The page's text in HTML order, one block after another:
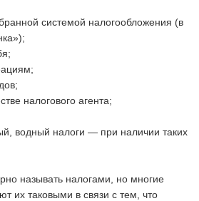
системой налогообложения (в
налогового агента;
водный налоги — при наличии таких
называть налогами, но многие
их таковыми в связи с тем, что